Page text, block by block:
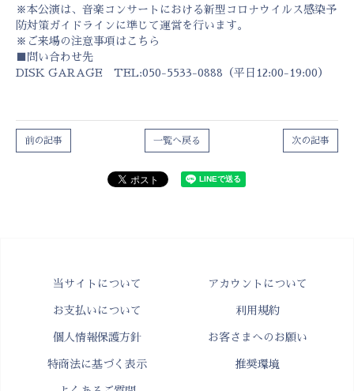
※本公演は、音楽コンサートにおける新型コロナウイルス感染予
防対策ガイドラインに準じて運営を行います。
※ご来場の注意事項はこちら
■問い合わせ先
DISK GARAGE TEL:050-5533-0888（平日12:00-19:00）
次の記事
一覧へ戻る
前の記事
当サイトについて アカウントについて
お支払いについて 利用規約
個人情報保護方針 お客さまへのお願い
特商法に基づく表示 推奨環境